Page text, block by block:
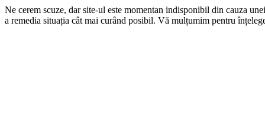
Ne cerem scuze, dar site-ul este momentan indisponibil din cauza
a remedia situația cât mai curând posibil. Vă mulțumim pentru